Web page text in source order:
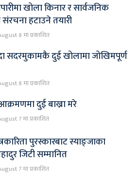
खोला किनार र सार्वजनिक
हटाउने तयारी
8 मा प्रकाशित
सदरमुकामकै दुई खोलामा जोखिमपूर्ण
8 मा प्रकाशित
दुई बाख्रा मरे
7 मा प्रकाशित
पुरस्कारबाट स्याङ्जाका
जिटी सम्मानित
7 मा प्रकाशित